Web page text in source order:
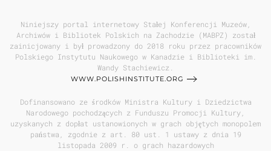
Niniejszy portal internetowy Stałej Konferencji Muzeów,
Archiwów i Bibliotek Polskich na Zachodzie (MABPZ) został
zainicjowany i był prowadzony do 2018 roku przez pracowników
Polskiego Instytutu Naukowego w Kanadzie i Biblioteki im.
Wandy Stachiewicz.
WWW.POLISHINSTITUTE.ORG
Dofinansowano ze środków Ministra Kultury i Dziedzictwa
Narodowego pochodzących z Funduszu Promocji Kultury,
uzyskanych z dopłat ustanowionych w grach objętych monopolem
państwa, zgodnie z art. 80 ust. 1 ustawy z dnia 19
listopada 2009 r. o grach hazardowych